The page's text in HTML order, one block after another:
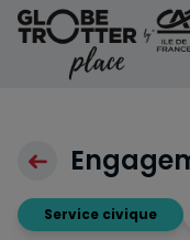
Aller au contenu
Service civique